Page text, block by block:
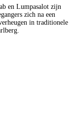
en Lumpasalot zijn
zich na een
in traditionele